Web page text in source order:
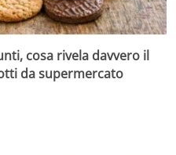
cosa rivela davvero il
da supermercato